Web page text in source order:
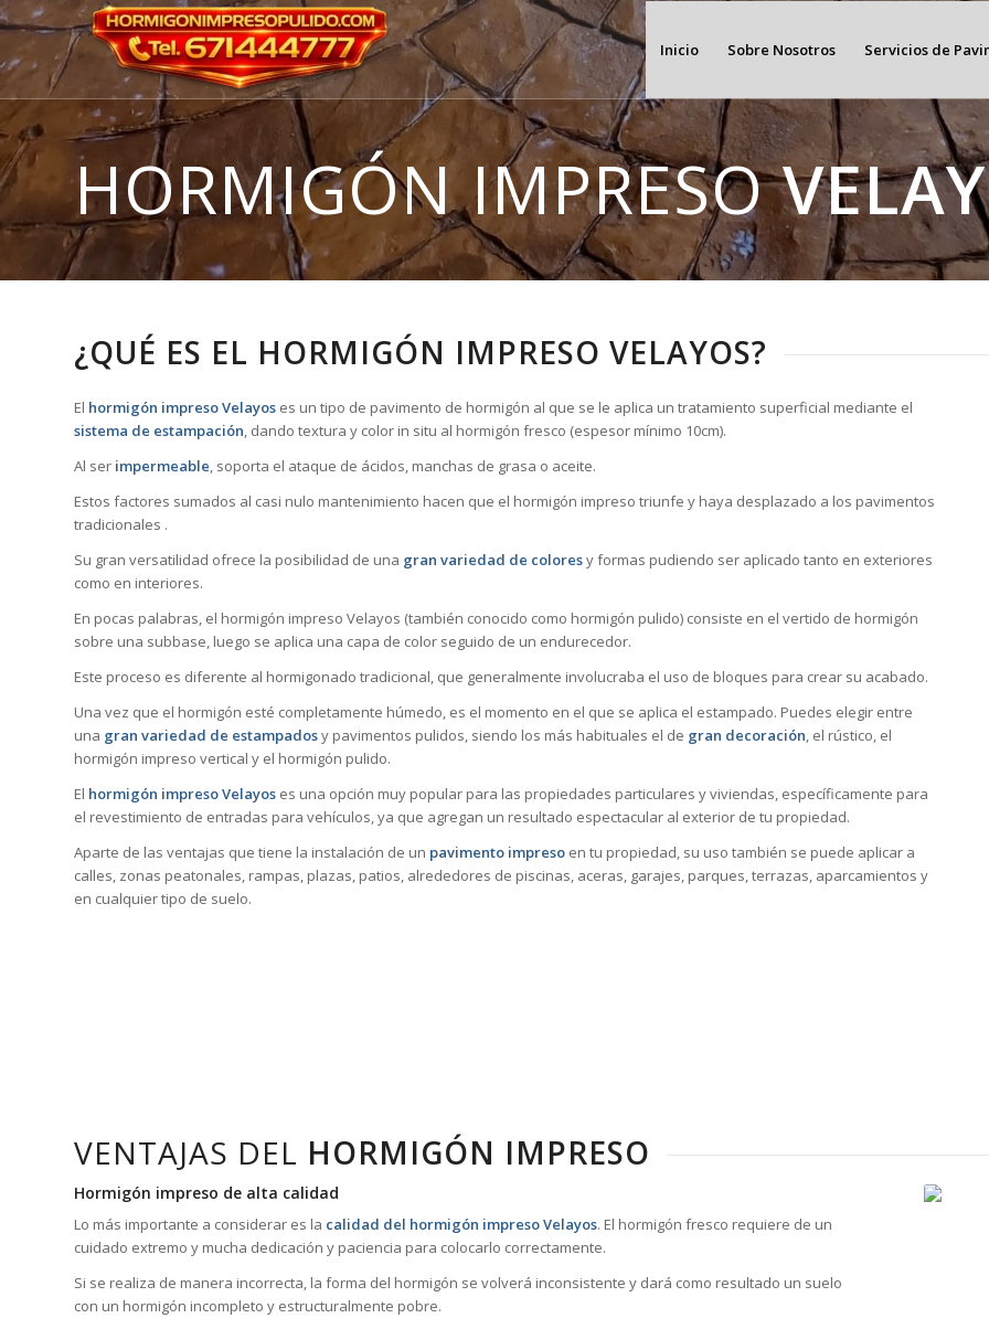
Inicio Sobre Nosotros Servicios de
HORMIGÓN IMPRESO
¿QUÉ ES EL HORMIGÓN IMPRESO VELAYOS?
El hormigón impreso Velayos es un tipo de pavimento de hormigón al que se le aplica un tratamiento superficial mediante el
sistema de estampación, dando textura y color in situ al hormigón fresco (espesor mínimo 10cm).
Al ser impermeable, soporta el ataque de ácidos, manchas de grasa o aceite.
Estos factores sumados al casi nulo mantenimiento hacen que el hormigón impreso triunfe y haya desplazado a los pavimentos
tradicionales .
Su gran versatilidad ofrece la posibilidad de una gran variedad de coloresy formas pudiendo ser aplicado tanto en exteriores
como en interiores.
En pocas palabras, el hormigón impreso Velayos (también conocido como hormigón pulido) consiste en el vertido de hormigón
sobre una subbase, luego se aplica una capa de color seguido de un endurecedor.
Este proceso es diferente al hormigonado tradicional, que generalmente involucraba el uso de bloques para crear su acabado.
Una vez que el hormigón esté completamente húmedo, es el momento en el que se aplica el estampado. Puedes elegir entre
una gran variedad de estampadosy pavimentos pulidos, siendo los más habituales el de gran decoración, el rústico, el
hormigón impreso vertical y el hormigón pulido.
El hormigón impreso Velayos es una opción muy popular para las propiedades particulares y viviendas, específicamente para
el revestimiento de entradas para vehículos, ya que agregan un resultado espectacular al exterior de tu propiedad.
Aparte de las ventajas que tiene la instalación de un pavimento impreso en tu propiedad, su uso también se puede aplicar a
calles, zonas peatonales, rampas, plazas, patios, alrededores de piscinas, aceras, garajes, parques, terrazas, aparcamientos y
en cualquier tipo de suelo.
VENTAJAS DEL HORMIGÓN IMPRESO
Hormigón impreso de alta calidad
Lo más importante a considerar es la calidad del hormigón impreso Velayos. El hormigón fresco requiere de un
cuidado extremo y mucha dedicación y paciencia para colocarlo correctamente.
Si se realiza de manera incorrecta, la forma del hormigón se volverá inconsistente y dará como resultado un suelo
con un hormigón incompleto y estructuralmente pobre.